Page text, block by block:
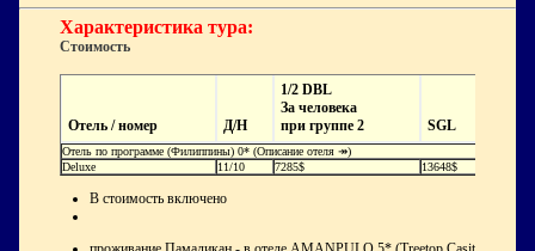
Характеристика тура:
Стоимость
Отель / номер Д/Н
1/2 DBL
За человека
при группе 2
SGL
Отель по программе (Филиппины) 0* (Описание отеля ↠)
Deluxe
11/10 7285$ 13648$
В стоимость включено